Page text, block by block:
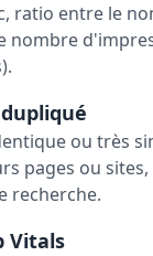
ratio entre le
nombre
ou très
pages ou
recherche.
Vitals